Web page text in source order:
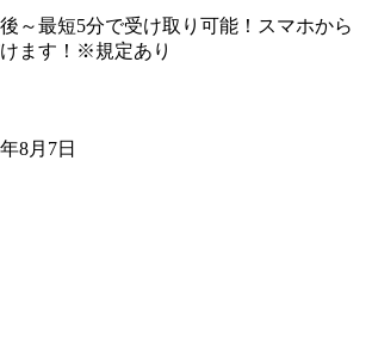
～最短5分で受け取り可能！スマホから
ます！※規定あり
8月7日